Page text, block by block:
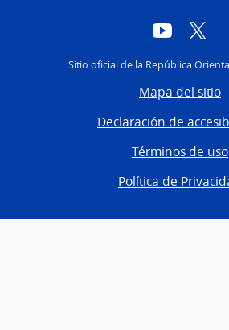
YouTube
Sitio oficial de la República
Mapa del sitio
Declaración de
Términos de uso
Política de